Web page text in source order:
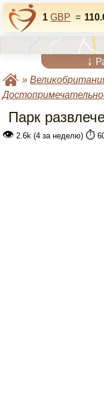
1 GBP =
↓
»
Парк
👁 2.6k (4 за неделю) ⏱️